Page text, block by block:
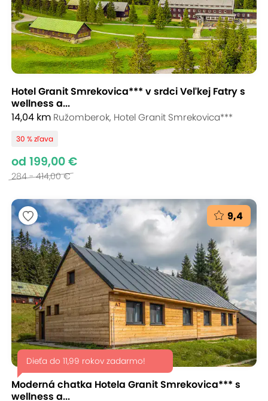
Hotel Granit Smrekovica*** v srdci Veľkej Fatry s
wellness a...
14,04 km Ružomberok, Hotel Granit Smrekovica***
30 % zľava
od 199,00 €
284 - 414,00 €
9,4
Dieťa do 11,99 rokov zadarmo!
Moderná chatka Hotela Granit Smrekovica*** s
wellness a...